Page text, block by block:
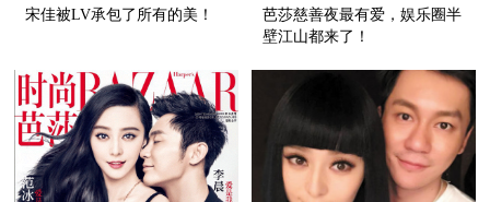
宋佳被LV承包了所有的美！
芭莎慈善夜最有爱，娱乐圈半
壁江山都来了！